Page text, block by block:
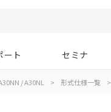
ート セミナ
/ A30NL > 形式仕様一覧 >